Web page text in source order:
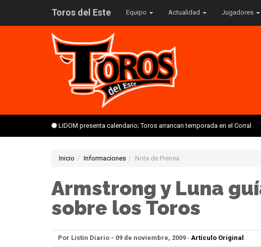
Toros del Este Equipo Actualidad Jugadores
LIDOM presenta calendario; Toros arrancan temporada en el Corral
Inicio Informaciones Nota de Prensa
Armstrong y Luna
sobre los Toros
Por Listin Diario - 09 de noviembre, 2009 - Artículo Original